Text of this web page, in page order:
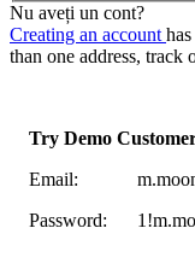
Nu aveți un cont?
Creating an account
than one address, track
Try Demo
Email:
Password: